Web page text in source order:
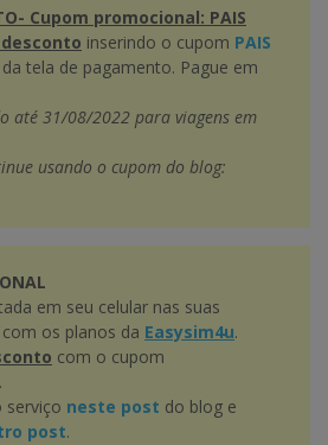
Cupom promocional: PAIS
inserindo o cupom PAIS
tela de pagamento. Pague em
até 31/08/2022 para viagens em
usando o cupom do blog:
em seu celular nas suas
os planos da Easysim4u.
com o cupom
.
serviço neste post do blog e
post.